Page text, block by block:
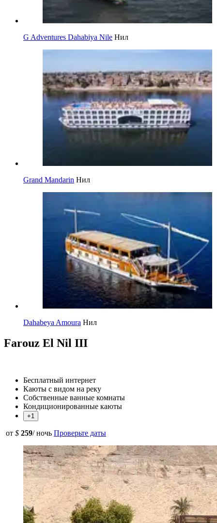
G Adventures Dahabiya Nile Нил
Grand Mandarin Нил
Dahabeya Amoura Нил
Farouz El Nil III
Бесплатный интернет
Каюты с видом на реку
Собственные ванные комнаты
Кондиционированные каюты
+1
от $ 259/ ночь Проверьте даты